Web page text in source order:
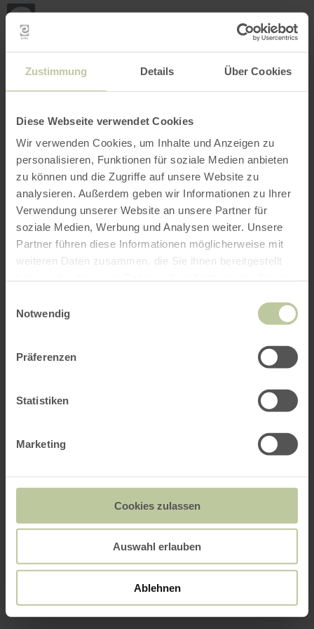
Zustimmung Details Über Cookies
Diese Webseite verwendet Cookies
Wir verwenden Cookies, um Inhalte und Anzeigen zu
personalisieren, Funktionen für soziale Medien anbieten
zu können und die Zugriffe auf unsere Website zu
analysieren. Außerdem geben wir Informationen zu Ihrer
Verwendung unserer Website an unsere Partner für
soziale Medien, Werbung und Analysen weiter. Unsere
Partner führen diese Informationen möglicherweise mit
weiteren Daten zusammen, die Sie ihnen bereitgestellt
Notwendig
Präferenzen
Statistiken
Marketing
Cookies zulassen
Auswahl erlauben
Ablehnen
INTERACTIEVE KAART
Mijn
Filter openen